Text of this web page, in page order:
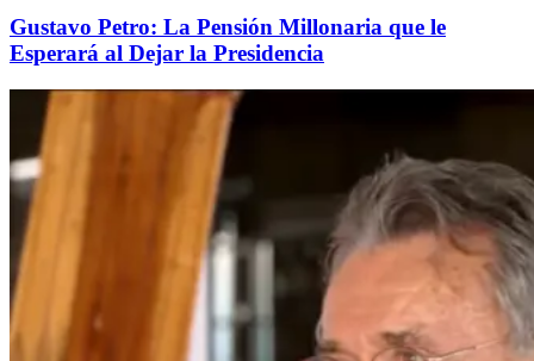
Gustavo Petro: La Pensión Millonaria que le
Esperará al Dejar la Presidencia